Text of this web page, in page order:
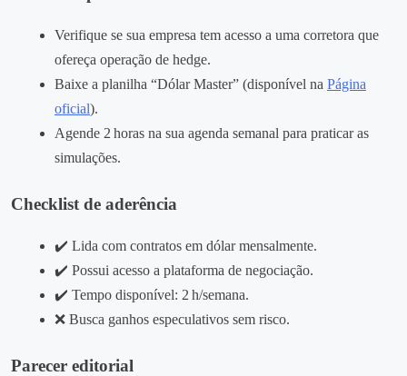
Verifique se sua empresa tem acesso a uma corretora que
ofereça operação de hedge.
Baixe a planilha “Dólar Master” (disponível na Página
oficial).
Agende 2 horas na sua agenda semanal para praticar as
simulações.
Checklist de aderência
✔️ Lida com contratos em dólar mensalmente.
✔️ Possui acesso a plataforma de negociação.
✔️ Tempo disponível: 2 h/semana.
❌ Busca ganhos especulativos sem risco.
Parecer editorial